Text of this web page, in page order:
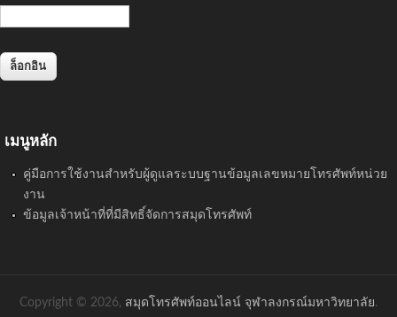
เมนูหลัก
คู่มือการใช้งานสำหรับผู้ดูแลระบบฐานข้อมูลเลขหมายโทรศัพท์หน่วย
งาน
ข้อมูลเจ้าหน้าที่ที่มีสิทธิ์จัดการสมุดโทรศัพท์
Copyright © 2026, สมุดโทรศัพท์ออนไลน์ จุฬาลงกรณ์มหาวิทยาลัย.